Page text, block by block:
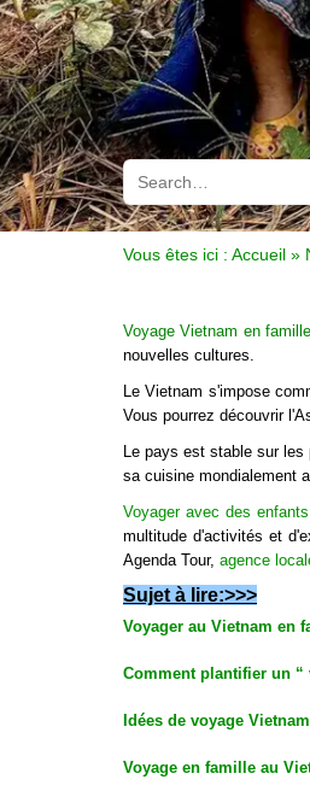
Vous êtes ici : Accueil »
Voyage Vietnam en famille
nouvelles cultures.
Le Vietnam s'impose
Vous pourrez découvrir
Le pays est stable sur les
sa cuisine mondialement
Voyager avec des enfants
multitude d'activités et
Agenda Tour, agence
Sujet à lire:>>>
Voyager au Vietnam en
Comment plantifier un “
Idées de voyage
Voyage en famille au